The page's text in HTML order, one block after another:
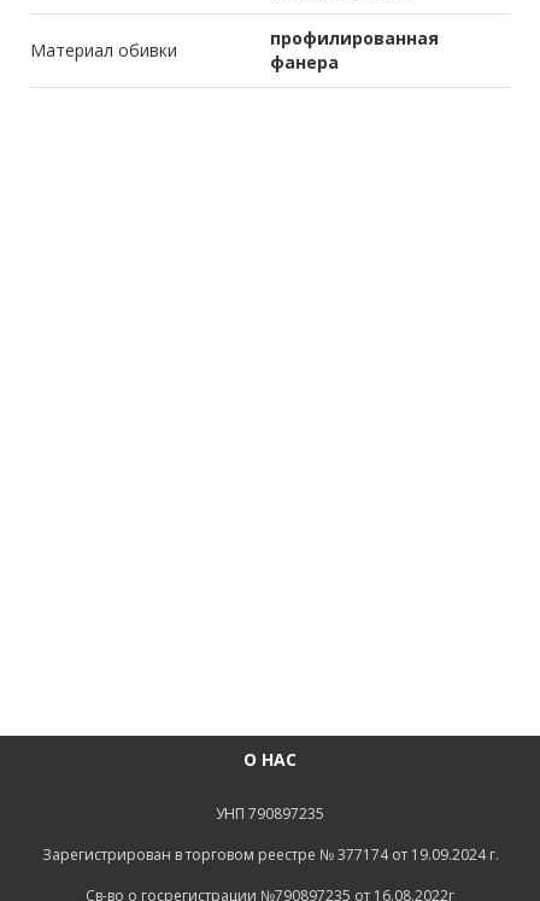
Материал обивки
профилированная
фанера
О НАС
УНП 790897235
Зарегистрирован в торговом реестре № 377174 от 19.09.2024 г.
Св-во о госрегистрации №790897235 от 16.08.2022г